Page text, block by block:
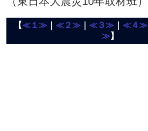
【≪１≫ ｜≪２≫ ｜≪３≫ ｜≪４≫
≫】